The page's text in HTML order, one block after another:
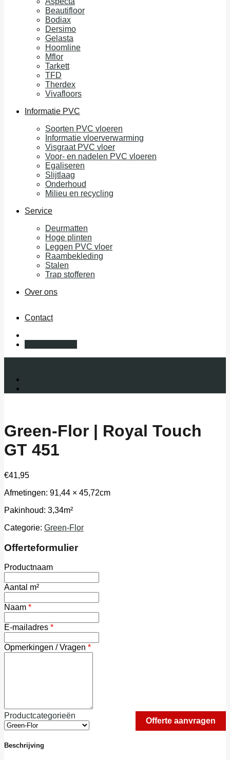
Beautifloor
Bodiax
Dersimo
Gelasta
Hoomline
Mflor
Tarkett
TFD
Therdex
Vivafloors
Informatie PVC
Soorten PVC vloeren
Informatie vloerverwarming
Visgraat PVC vloer
Voor- en nadelen PVC vloeren
Egaliseren
Slijtlaag
Onderhoud
Milieu en recycling
Service
Deurmatten
Hoge plinten
Leggen PVC vloer
Raambekleding
Stalen
Trap stofferen
Over ons
Contact
Green-Flor | Royal Touch
GT 451
€41,95
Afmetingen: 91,44 × 45,72cm
Pakinhoud: 3,34m²
Categorie: Green-Flor
Offerteformulier
Productnaam
Aantal m²
Naam *
E-mailadres *
Opmerkingen / Vragen *
Productcategorieën
Beschrijving